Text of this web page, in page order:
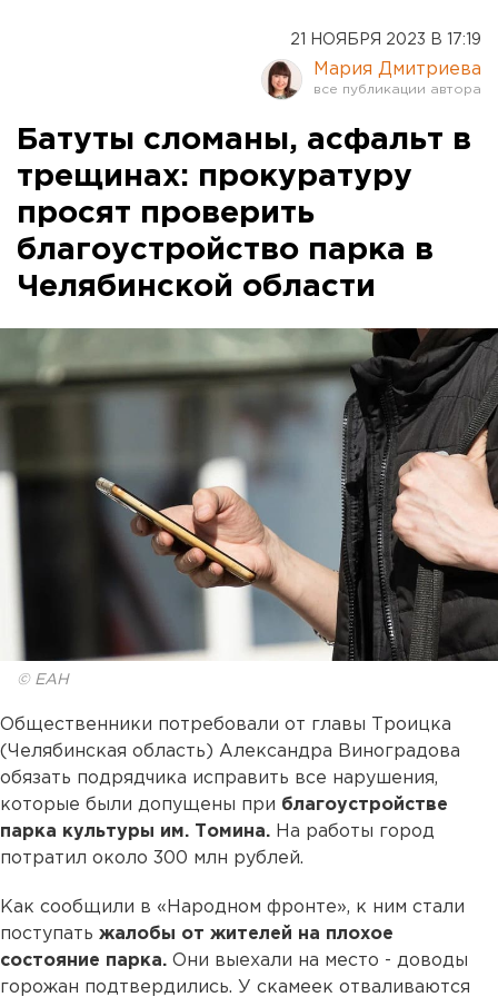
21 НОЯБРЯ 2023 В 17:19
Мария Дмитриева
Батуты сломаны, асфальт в
трещинах: прокуратуру
просят проверить
благоустройство парка в
Челябинской области
© ЕАН
Общественники потребовали от главы Троицка
(Челябинская область) Александра Виноградова
обязать подрядчика исправить все нарушения,
которые были допущены при благоустройстве
парка культуры им. Томина. На работы город
потратил около 300 млн рублей.
Как сообщили в «Народном фронте», к ним стали
поступать жалобы от жителей на плохое
состояние парка. Они выехали на место - доводы
горожан подтвердились. У скамеек отваливаются